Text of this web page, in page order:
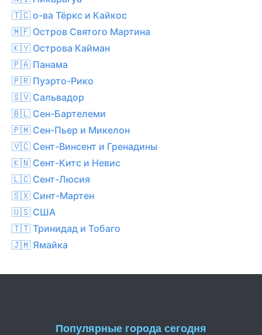
🇹🇨 о-ва Тёркс и Кайкос
🇲🇫 Остров Святого Мартина
🇰🇾 Острова Кайман
🇵🇦 Панама
🇵🇷 Пуэрто-Рико
🇸🇻 Сальвадор
🇧🇱 Сен-Бартелеми
🇵🇲 Сен-Пьер и Микелон
🇻🇨 Сент-Винсент и Гренадины
🇰🇳 Сент-Китс и Невис
🇱🇨 Сент-Люсия
🇸🇽 Синт-Мартен
🇺🇸 США
🇹🇹 Тринидад и Тобаго
🇯🇲 Ямайка
Популярные города сегодня